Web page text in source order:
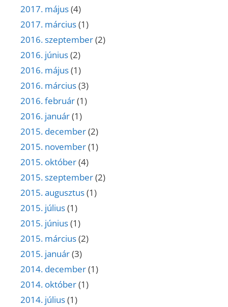
2017. május(4)
2017. március(1)
2016. szeptember(2)
2016. június(2)
2016. május(1)
2016. március(3)
2016. február(1)
2016. január(1)
2015. december(2)
2015. november(1)
2015. október(4)
2015. szeptember(2)
2015. augusztus(1)
2015. július(1)
2015. június(1)
2015. március(2)
2015. január(3)
2014. december(1)
2014. október(1)
2014. július(1)